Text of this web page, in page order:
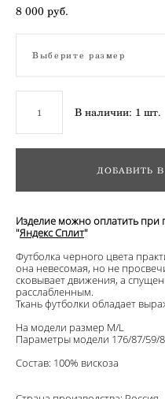
8 000 pуб.
Выберите размер
В наличии: 1 шт.
ДОБАВИТЬ
Изделие можно оплатить при
"Яндекс Сплит"
Футболка черного цвета
она невесомая, но не
сковывает движения, а
расслабленным.
Ткань футболки обладает
На модели размер M/L
Параметры модели 176/87/59/
Состав: 100% вискоза